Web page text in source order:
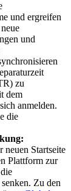
und ergreifen
und
zu
dem
anmelden.
die
neuen Startseite
Plattform zur
Zu den